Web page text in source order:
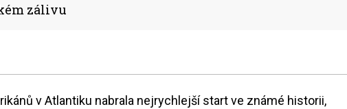
zálivu
v Atlantiku nabrala nejrychlejší start ve známé historii,